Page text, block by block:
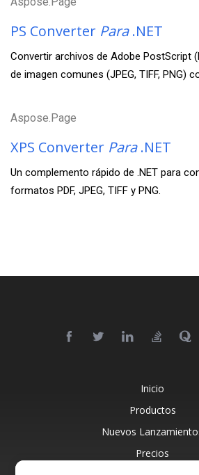
PS Converter Para.NET
Convertir archivos de Adobe PostScript
de imagen comunes (JPEG, TIFF, PNG)
Aspose.Page
XPS Converter Para.NET
Un complemento rápido de .NET para
formatos PDF, JPEG, TIFF y PNG.
Inicio
Productos
Nuevos
Precios